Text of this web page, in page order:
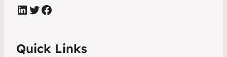
LinkedIn Twitter Facebook
Quick Links